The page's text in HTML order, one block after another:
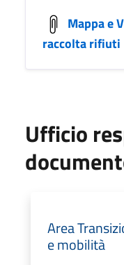
Mappa e
raccolta rifiuti
Ufficio
Area
e mobilità